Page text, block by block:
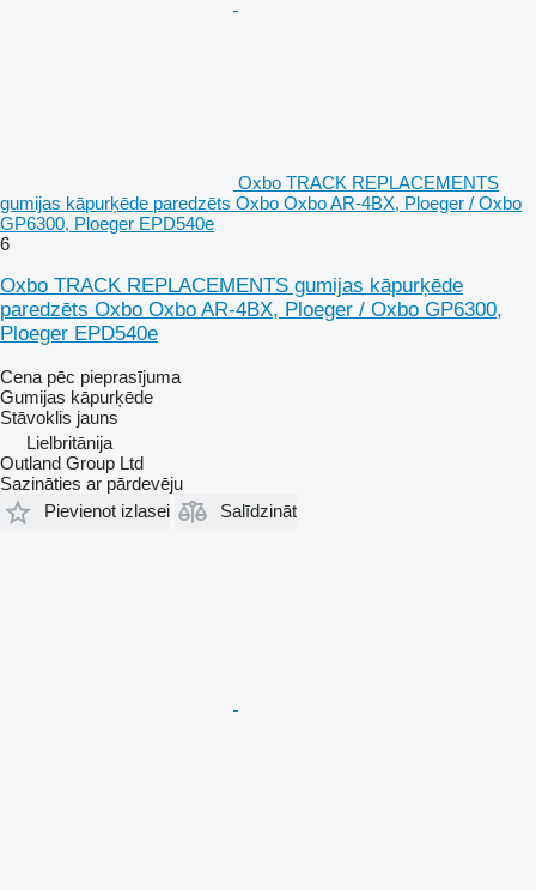
Oxbo TRACK REPLACEMENTS
gumijas kāpurķēde paredzēts Oxbo Oxbo AR‑4BX, Ploeger / Oxbo
GP6300, Ploeger EPD540e
6
Oxbo TRACK REPLACEMENTS gumijas kāpurķēde
paredzēts Oxbo Oxbo AR‑4BX, Ploeger / Oxbo GP6300,
Ploeger EPD540e
Cena pēc pieprasījuma
Gumijas kāpurķēde
Stāvoklis jauns
Lielbritānija
Outland Group Ltd
Sazināties ar pārdevēju
Pievienot izlasei
Salīdzināt